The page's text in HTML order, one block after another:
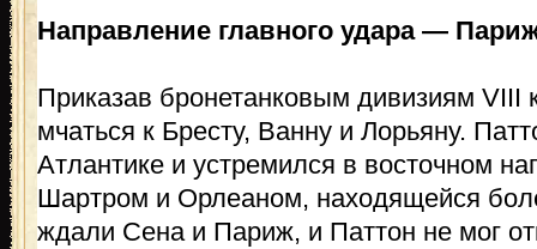
Направление главного удара —
Приказав бронетанковым дивизиям VIII
мчаться к Бресту, Ванну и Лорьяну.
Атлантике и устремился в восточном
Шартром и Орлеаном, находящейся
ждали Сена и Париж, и Паттон не мог